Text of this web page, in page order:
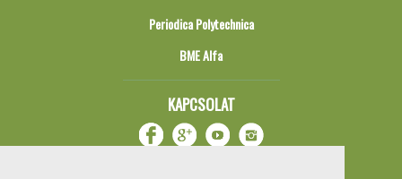
Periodica Polytechnica
BME Alfa
KAPCSOLAT